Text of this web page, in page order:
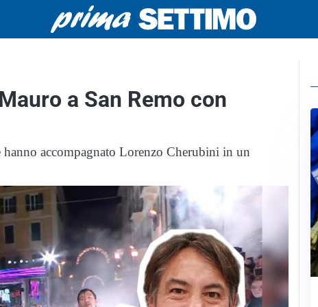
a San Remo con
accompagnato Lorenzo Cherubini in un